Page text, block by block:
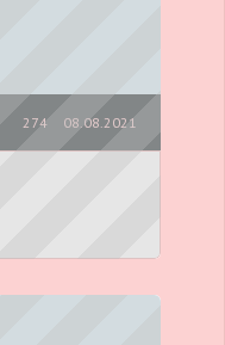
08.08.2021
274